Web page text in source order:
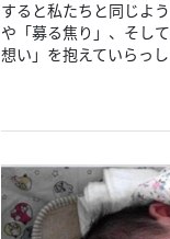
すると私たちと同じよ
や「募る焦り」、そし
想い」を抱えていらっし